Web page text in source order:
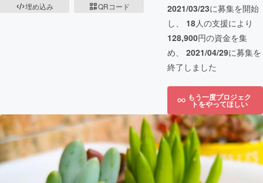
埋め込み
QRコード
2021/03/23に募集を開始
し、 18人の支援により
128,900円の資金を集
め、 2021/04/29に募集を
終了しました
もう一度プロジェク
トをやってほしい